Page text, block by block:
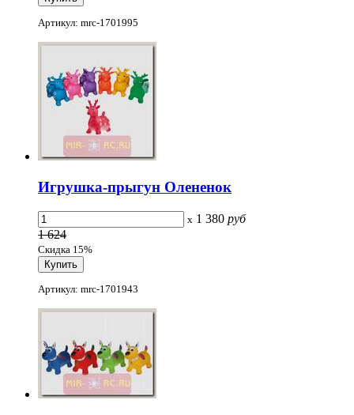
Артикул: mrc-1701995
Игрушка-прыгун Олененок
x 1 380 руб
1 624
Скидка 15%
Артикул: mrc-1701943